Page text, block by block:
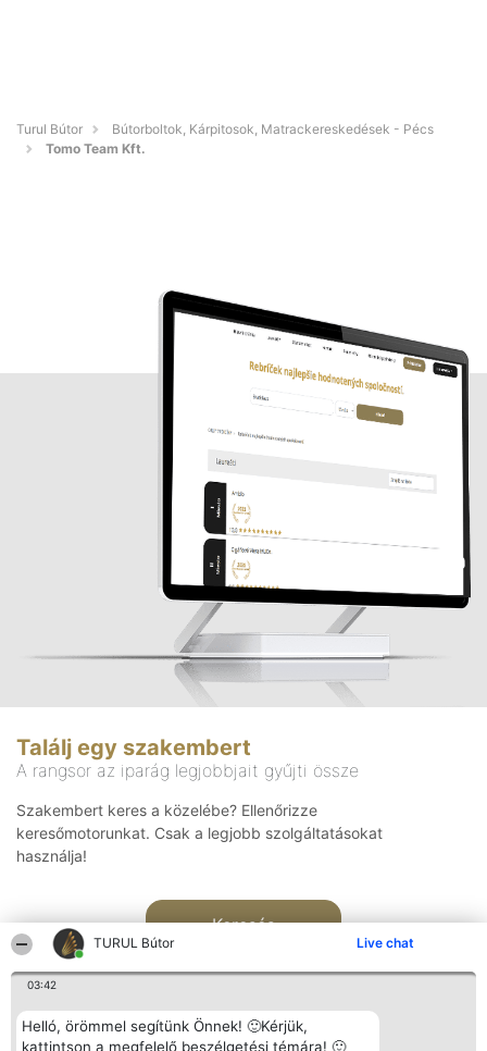
TURUL Bútor Live chat
03:42
Helló, örömmel segítünk Önnek! 🙂Kérjük,
kattintson a megfelelő beszélgetési témára! 🙂
Turul Bútor
Bútorboltok, Kárpitosok, Matrackereskedések - Pécs
Tomo Team Kft.
Találj egy szakembert
A rangsor az iparág legjobbjait gyűjti össze
Szakembert keres a közelébe? Ellenőrizze
keresőmotorunkat. Csak a legjobb szolgáltatásokat
használja!
Keresés